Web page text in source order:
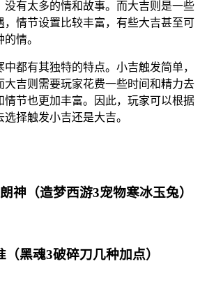
没有太多的情和故事。而大吉则是一些
，情节设置比较丰富，有些大吉甚至可
情。
都有其独特的特点。小吉触发简单，
大吉则需要玩家花费一些时间和精力去
情节也更加丰富。因此，玩家可以根据
择触发小吉还是大吉。
神（造梦西游3宠物寒冰玉兔）
黑魂3破碎刀几种加点）